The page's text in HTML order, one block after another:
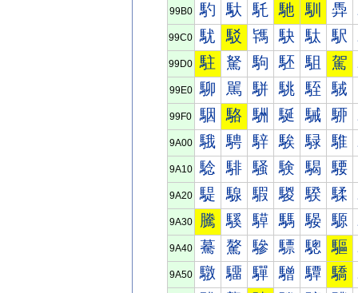
99B0 馰 馱 馲 馳 馴 馵
99C0 駀 駁 駂 駃 駄 駅
99D0 駐 駑 駒 駓 駔 駕
99E0 駠 駡 駢 駣 駤 駥
99F0 駰 駱 駲 駳 駴 駵
9A00 騀 騁 騂 騃 騄 騅
9A10 騐 騑 騒 験 騔 騕
9A20 騠 騡 騢 騣 騤 騥
9A30 騰 騱 騲 騳 騴 騵
9A40 驀 驁 驂 驃 驄 驅
9A50 驐 驑 驒 驓 驔 驕